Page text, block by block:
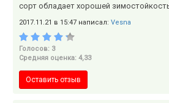
сорт обладает хорошей
2017.11.21 в 15:47 написал: Vesna
Голосов: 3
Средняя оценка: 4,33
Оставить отзыв